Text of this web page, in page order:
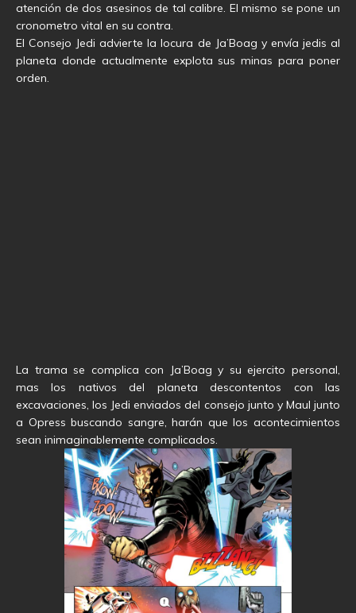
atención de dos asesinos de tal calibre. El mismo se pone un
cronometro vital en su contra.
El Consejo Jedi advierte la locura de Ja’Boag y envía jedis al
planeta donde actualmente explota sus minas para poner
orden.
La trama se complica con Ja’Boag y su ejercito personal,
mas los nativos del planeta descontentos con las
excavaciones, los Jedi enviados del consejo junto y Maul junto
a Opress buscando sangre, harán que los acontecimientos
sean inimaginablemente complicados.